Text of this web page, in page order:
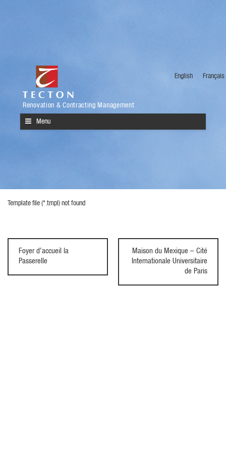
English Français
Renovation & Contracting Management
Menu
Template file (*.tmpl) not found
Foyer d’accueil la
Passerelle
Maison du Mexique – Cité
Internationale Universitaire
de Paris